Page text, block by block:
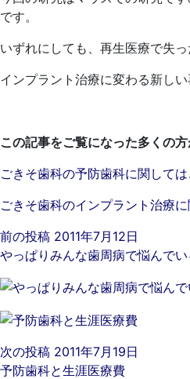
です。
いずれにしても、再生医療で失
インプラント治療に変わる新し
この記事をご覧になった多くの
ごきそ歯科の予防歯科に関しては
ごきそ歯科のインプラント治療
前の投稿 2011年7月12日
やっぱりみんな歯周病で悩んでい
次の投稿 2011年7月19日
予防歯科と生涯医療費